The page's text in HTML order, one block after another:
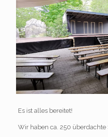
Es ist alles bereitet!
Wir haben ca. 250 überdachte